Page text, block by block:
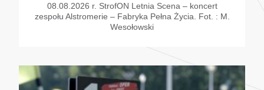
08.08.2026 r. StrofON Letnia Scena – koncert
zespołu Alstromerie – Fabryka Pełna Życia. Fot. : M.
Wesołowski